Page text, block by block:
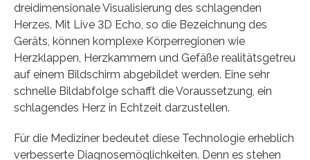
dreidimensionale Visualisierung des schlagenden
Herzes. Mit Live 3D Echo, so die Bezeichnung des
Geräts, können komplexe Körperregionen wie
Herzklappen, Herzkammern und Gefäße realitätsgetreu
auf einem Bildschirm abgebildet werden. Eine sehr
schnelle Bildabfolge schafft die Voraussetzung, ein
schlagendes Herz in Echtzeit darzustellen.
Für die Mediziner bedeutet diese Technologie erheblich
verbesserte Diagnosemöglichkeiten. Denn es stehen